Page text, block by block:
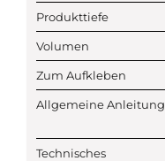
Produkttiefe
Volumen
Zum Aufkleben
Allgemeine Anleitung
Technisches